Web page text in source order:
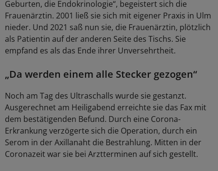
Geburten, die Endokrinologie“, begeistert sich die
Frauenärztin. 2001 ließ sie sich mit eigener Praxis in Ulm
nieder. Und 2021 saß nun sie, die Frauenärztin, plötzlich
als Patientin auf der anderen Seite des Tischs. Sie
empfand es als das Ende ihrer Unversehrtheit.
„Da werden einem alle Stecker gezogen“
Noch am Tag des Ultraschalls wurde sie gestanzt.
Ausgerechnet am Heiligabend erreichte sie das Fax mit
dem bestätigenden Befund. Durch eine Corona-
Erkrankung verzögerte sich die Operation, durch ein
Serom in der Axillanaht die Bestrahlung. Mitten in der
Coronazeit war sie bei Arztterminen auf sich gestellt.